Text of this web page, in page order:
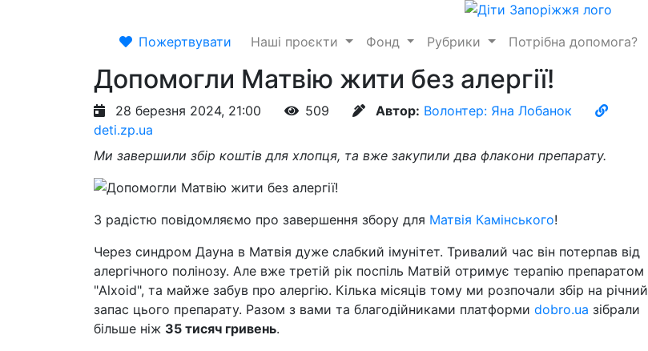
Пожертвувати Наші проєкти Фонд Рубрики Потрібна допомога?
Допомогли Матвію жити без алергії!
28 березня 2024, 21:00 509 Автор: Волонтер: Яна Лобанок
deti.zp.ua
Ми завершили збір коштів для хлопця, та вже закупили два флакони препарату.
З радістю повідомляємо про завершення збору для Матвія Камінського!
Через синдром Дауна в Матвія дуже слабкий імунітет. Тривалий час він потерпав від
алергічного полінозу. Але вже третій рік поспіль Матвій отримує терапію препаратом
"Alxoid", та майже забув про алергію. Кілька місяців тому ми розпочали збір на річний
запас цього препарату. Разом з вами та благодійниками платформи dobro.ua зібрали
більше ніж 35 тисяч гривень.